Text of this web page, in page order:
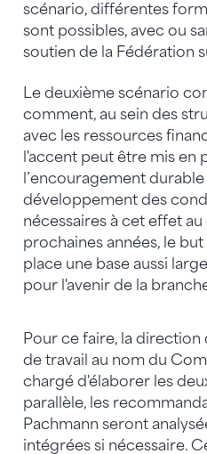
scénario, différentes
sont possibles, avec ou
soutien de la Fédération
Le deuxième scénario
comment, au sein des
avec les ressources
l'accent peut être mis en
l’encouragement
développement des
nécessaires à cet effet
prochaines années, le
place une base aussi
pour l'avenir de la
Pour ce faire, la
de travail au nom du
chargé d'élaborer les
parallèle, les
Pachmann seront
intégrées si nécessaire.